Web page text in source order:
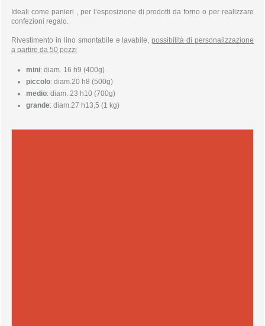
Ideali come panieri , per l’esposizione di prodotti da forno o per realizzare
confezioni regalo.
Rivestimento in lino smontabile e lavabile,possibilità di personalizzazione
a partire da 50 pezzi
mini: diam. 16 h9 (400g)
piccolo: diam.20 h8 (500g)
medio: diam. 23 h10 (700g)
grande: diam.27 h13,5 (1 kg)